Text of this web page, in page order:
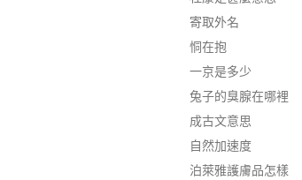
寄取外名
恫在抱
一京是多少
兔子的臭腺在哪裡
成古文意思
自然加速度
泊萊雅護膚品怎樣